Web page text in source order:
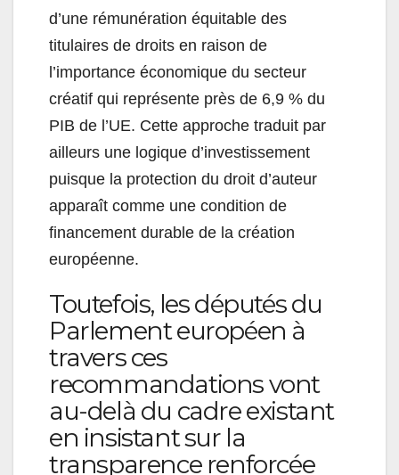
d’une rémunération équitable des
titulaires de droits en raison de
l’importance économique du secteur
créatif qui représente près de 6,9 % du
PIB de l’UE. Cette approche traduit par
ailleurs une logique d’investissement
puisque la protection du droit d’auteur
apparaît comme une condition de
financement durable de la création
européenne.
Toutefois, les députés du
Parlement européen à
travers ces
recommandations vont
au-delà du cadre existant
en insistant sur la
transparence renforcée